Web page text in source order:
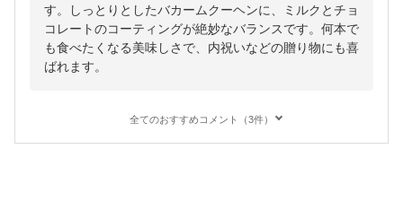
す。しっとりとしたバカームクーヘンに、ミルクとチョ
コレートのコーティングが絶妙なバランスです。何本で
も食べたくなる美味しさで、内祝いなどの贈り物にも喜
ばれます。
全てのおすすめコメント（3件）